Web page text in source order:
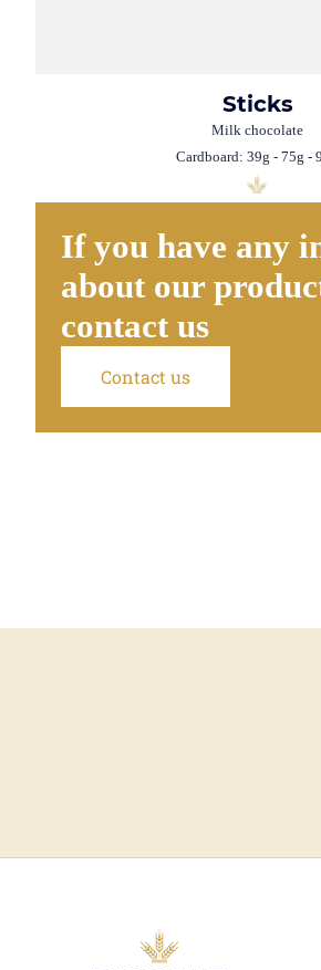
Sticks
Milk chocolate
Cardboard: 39g - 75g -
If you have any
about our
contact us
Contact us